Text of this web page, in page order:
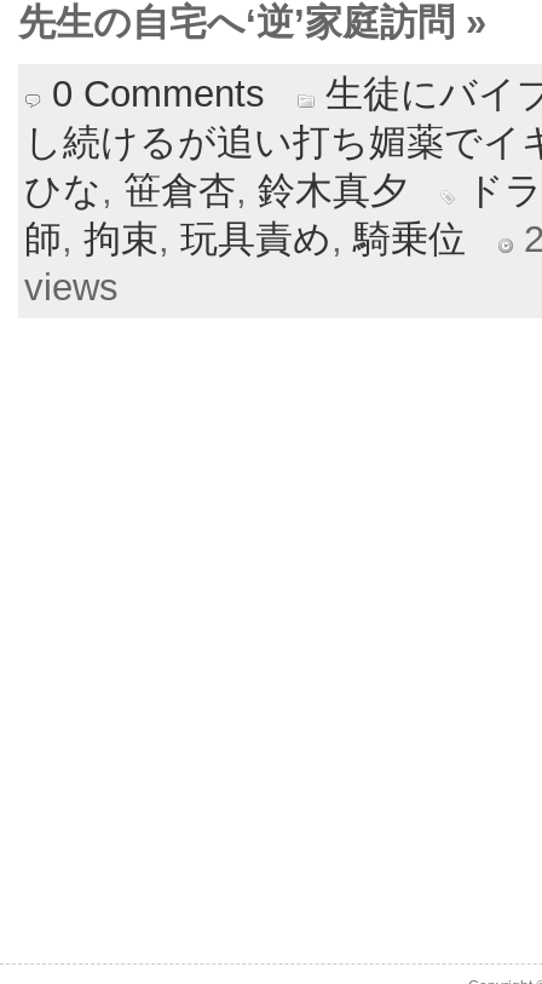
先生の自宅へ‘逆’家庭訪問 »
0 Comments
生徒にバイ
し続けるが追い打ち媚薬でイ
ひな, 笹倉杏, 鈴木真夕
ド
師, 拘束, 玩具責め,騎乗位
views